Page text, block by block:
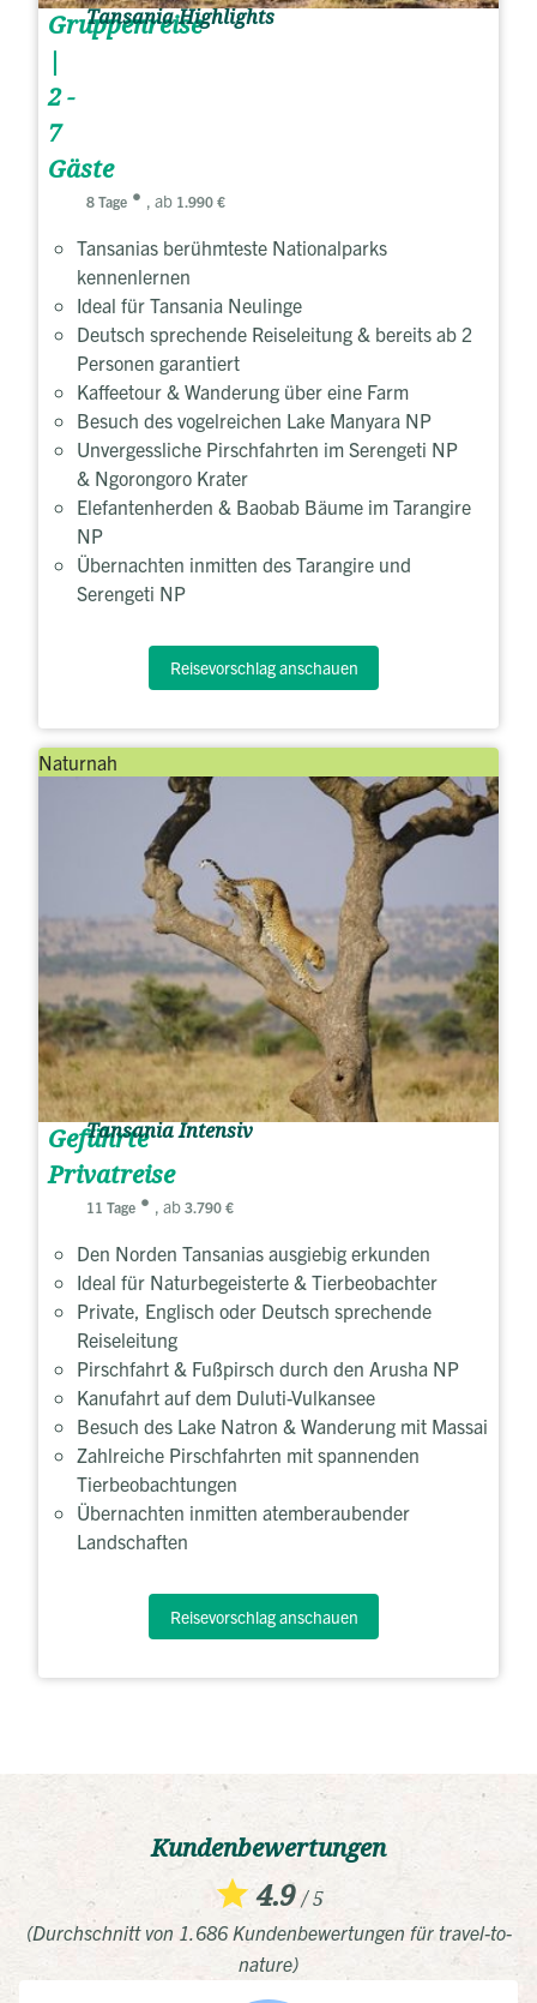
Gruppenreise
|
2 -
7
Gäste
Tansania Highlights
8 Tage , ab 1.990 €
Tansanias berühmteste Nationalparks
kennenlernen
Ideal für Tansania Neulinge
Deutsch sprechende Reiseleitung & bereits ab 2
Personen garantiert
Kaffeetour & Wanderung über eine Farm
Besuch des vogelreichen Lake Manyara NP
Unvergessliche Pirschfahrten im Serengeti NP
& Ngorongoro Krater
Elefantenherden & Baobab Bäume im Tarangire
NP
Übernachten inmitten des Tarangire und
Serengeti NP
Reisevorschlag anschauen
Naturnah
Geführte
Privatreise
Tansania Intensiv
11 Tage , ab 3.790 €
Den Norden Tansanias ausgiebig erkunden
Ideal für Naturbegeisterte & Tierbeobachter
Private, Englisch oder Deutsch sprechende
Reiseleitung
Pirschfahrt & Fußpirsch durch den Arusha NP
Kanufahrt auf dem Duluti-Vulkansee
Besuch des Lake Natron & Wanderung mit Massai
Zahlreiche Pirschfahrten mit spannenden
Tierbeobachtungen
Übernachten inmitten atemberaubender
Landschaften
Reisevorschlag anschauen
Kundenbewertungen
4.9/ 5
(Durchschnitt von 1.686 Kundenbewertungen für travel-to-
nature)